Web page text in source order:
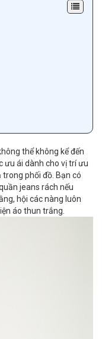
thể không kể đến
ưu ái dành cho vị trí ưu
phối đồ. Bạn có
jeans rách nếu
hội các nàng luôn
áo thun trắng.